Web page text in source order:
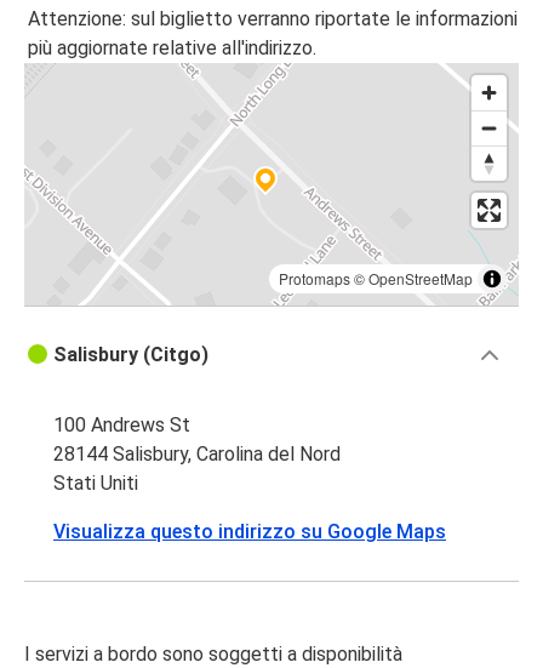
Attenzione: sul biglietto verranno riportate le informazioni
più aggiornate relative all'indirizzo.
Protomaps©OpenStreetMap
Salisbury (Citgo)
100 Andrews St
28144 Salisbury, Carolina del Nord
Stati Uniti
Visualizza questo indirizzo su Google Maps
I servizi a bordo sono soggetti a disponibilità